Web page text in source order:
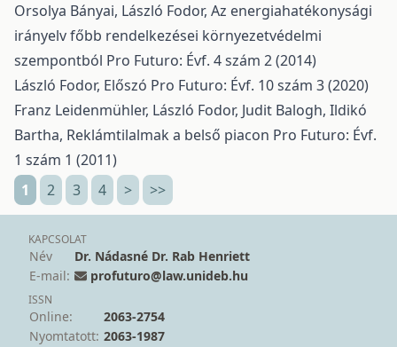
Orsolya Bányai, László Fodor, Az energiahatékonysági
irányelv főbb rendelkezései környezetvédelmi
szempontból Pro Futuro: Évf. 4 szám 2 (2014)
László Fodor, Előszó Pro Futuro: Évf. 10 szám 3 (2020)
Franz Leidenmühler, László Fodor, Judit Balogh, Ildikó
Bartha, Reklámtilalmak a belső piacon Pro Futuro: Évf.
1 szám 1 (2011)
1
2 3 4 > >>
KAPCSOLAT
Név
Dr. Nádasné Dr. Rab Henriett
E-mail:
profuturo@law.unideb.hu
ISSN
Online:
2063-2754
Nyomtatott: 2063-1987